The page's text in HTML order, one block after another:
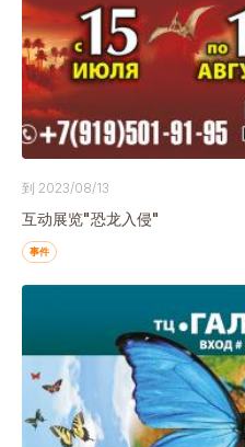
對於廣告商
文件
出租房屋
TC画廊的介绍
购物中心的客流量
科斯特罗马的人口密度
地址
到 2023/08/13
互动展览"恐龙入侵"
事件